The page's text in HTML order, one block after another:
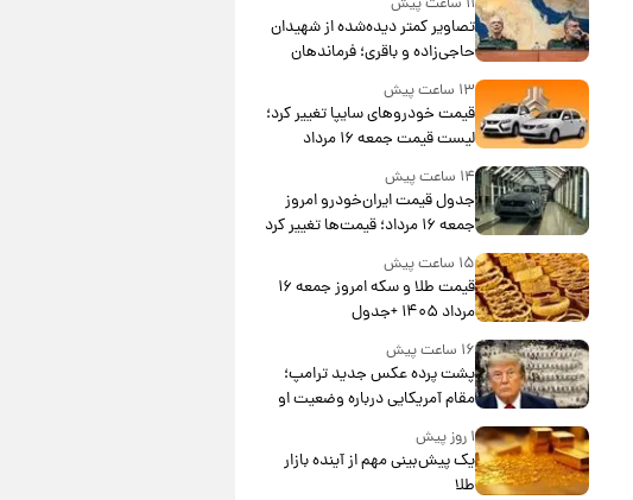
تصاویر کمتر دیده‌شده از شهیدان
حاجی‌زاده و باقری؛ فرماندهان
شهید هوافضای ایران
۱۳ ساعت پیش
قیمت خودروهای سایپا تغییر کرد؛
لیست قیمت جمعه ۱۶ مرداد
منتشر شد
۱۴ ساعت پیش
جدول قیمت ایران‌خودرو امروز
جمعه ۱۶ مرداد؛ قیمت‌ها تغییر کرد
۱۵ ساعت پیش
قیمت طلا و سکه امروز جمعه ۱۶
مرداد ۱۴۰۵ +جدول
۱۶ ساعت پیش
پشت پرده عکس جدید ترامپ؛
مقام آمریکایی درباره وضعیت او
چه گفت؟
۱ روز پیش
یک پیش‌بینی مهم از آینده بازار
طلا